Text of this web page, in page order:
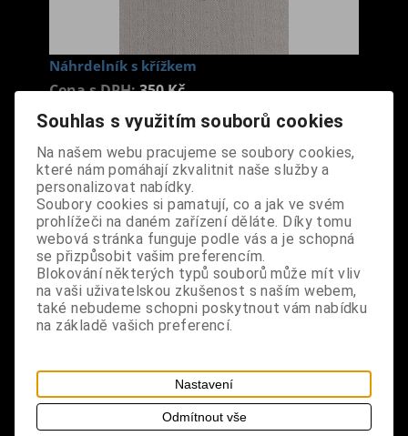
Náhrdelník s křížkem
Cena s DPH:350 Kč
Dodání dny:skladem
ks
Koupit
Tabulky velikostí: zde
Výrobce: import EU
Katalogové číslo: DOSTNAHBPUS6981
Záruka (měsíců):24
Dotaz na výrobek
Tisk
materiál: nerezová ocel
design: jednoduchý náhrdelník s křížkem, který je
zavěšen v horizontální poloze, křížek má vysoký
lesk, zapínání na karabinku a prodlužovací řetízek
Souhlas s využitím souborů cookies
Na našem webu pracujeme se soubory cookies,
které nám pomáhají zkvalitnit naše služby a
personalizovat nabídky.
Soubory cookies si pamatují, co a jak ve svém
prohlížeči na daném zařízení děláte. Díky tomu
webová stránka funguje podle vás a je schopná
se přizpůsobit vašim preferencím.
Blokování některých typů souborů může mít vliv
na vaši uživatelskou zkušenost s naším webem,
také nebudeme schopni poskytnout vám nabídku
na základě vašich preferencí.
Nastavení
Odmítnout vše